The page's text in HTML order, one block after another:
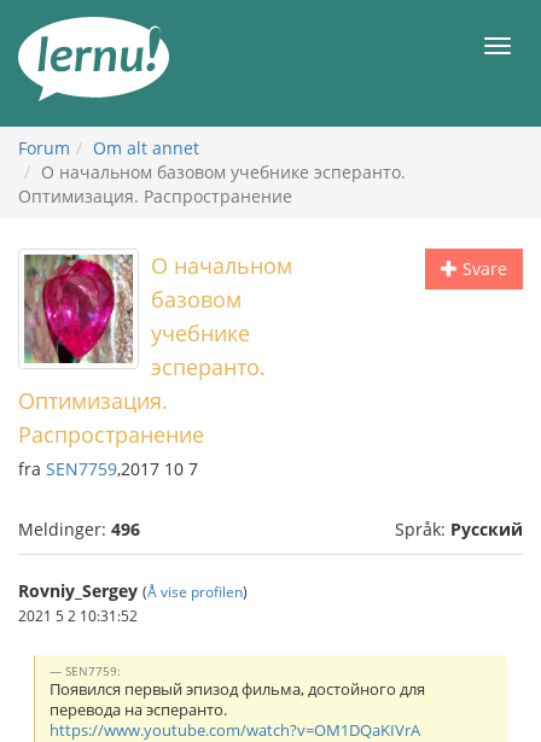
innholdet
Meny
Forum
Om alt annet
О начальном базовом учебнике эсперанто.
Оптимизация. Распространение
Svare
О начальном
базовом
учебнике
эсперанто.
Оптимизация.
Распространение
fra SEN7759,2017 10 7
Meldinger: 496 Språk: Русский
Rovniy_Sergey (Å vise profilen)
2021 5 2 10:31:52
SEN7759:
Появился первый эпизод фильма, достойного для
перевода на эсперанто.
https://www.youtube.com/watch?v=OM1DQaKIVrA